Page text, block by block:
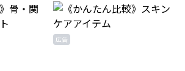
広告